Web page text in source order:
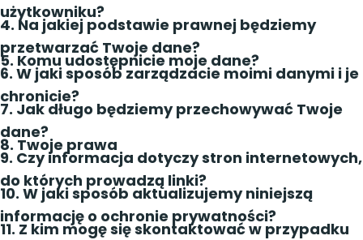
użytkowniku?
4. Na jakiej podstawie prawnej będziemy
przetwarzać Twoje dane?
5. Komu udostępnicie moje dane?
6. W jaki sposób zarządzacie moimi danymi i je
chronicie?
7. Jak długo będziemy przechowywać Twoje
dane?
8. Twoje prawa
9. Czy informacja dotyczy stron internetowych,
do których prowadzą linki?
10. W jaki sposób aktualizujemy niniejszą
informację o ochronie prywatności?
11. Z kim mogę się skontaktować w przypadku